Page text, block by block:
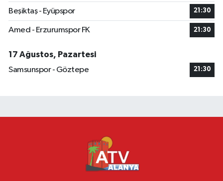
Beşiktaş - Eyüpspor 21:30
Amed - Erzurumspor FK 21:30
17 Ağustos, Pazartesi
Samsunspor - Göztepe
21:30